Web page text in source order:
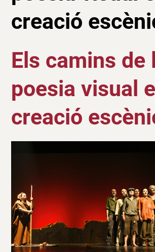
creació
Els camins de
poesia visual
creació